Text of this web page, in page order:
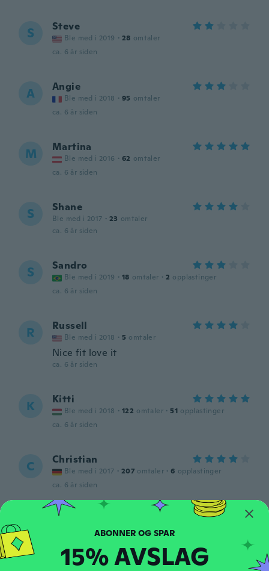
S Steve
Ble med i 2019 · 28 omtaler
ca. 6 år siden
A Angie
Ble med i 2018 · 95 omtaler
ca. 6 år siden
M Martina
Ble med i 2016 · 62 omtaler
ca. 6 år siden
S Shane
Ble med i 2017 · 23 omtaler
ca. 6 år siden
S Sandro
Ble med i 2019 · 18 omtaler · 2 opplastinger
ca. 6 år siden
R Russell
Ble med i 2018 · 5 omtaler
Nice fit love it
ca. 6 år siden
K Kitti
Ble med i 2018 · 122 omtaler · 51 opplastinger
ca. 6 år siden
C Christian
Ble med i 2017 · 207 omtaler · 6 opplastinger
ca. 6 år siden
D Davide
Ble med i 2019 · 15 omtaler · 5 opplastinger
15% AVSLAG